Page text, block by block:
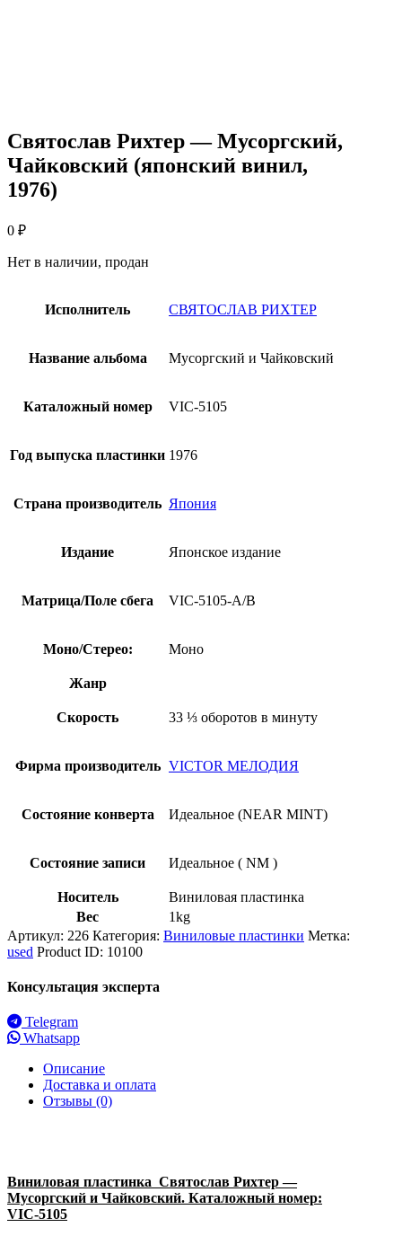
Святослав Рихтер — Мусоргский,
Чайковский (японский винил,
1976)
0 ₽
Нет в наличии, продан
Исполнитель СВЯТОСЛАВ РИХТЕР
Название альбома Мусоргский и Чайковский
Каталожный номер VIC-5105
Год выпуска пластинки 1976
Страна производитель Япония
Издание Японское издание
Матрица/Поле сбега VIC-5105-A/B
Моно/Стерео: Моно
Жанр
Скорость 33 ⅓ оборотов в минуту
Фирма производитель VICTOR МЕЛОДИЯ
Состояние конверта Идеальное (NEAR MINT)
Состояние записи Идеальное ( NM )
Носитель
Виниловая пластинка
Вес
1kg
Артикул: 226 Категория: Виниловые пластинки Метка:
used Product ID: 10100
Консультация эксперта
Telegram
Whatsapp
Описание
Доставка и оплата
Отзывы (0)
Виниловая пластинка Святослав Рихтер —
Мусоргский и Чайковский. Каталожный номер:
VIC-5105